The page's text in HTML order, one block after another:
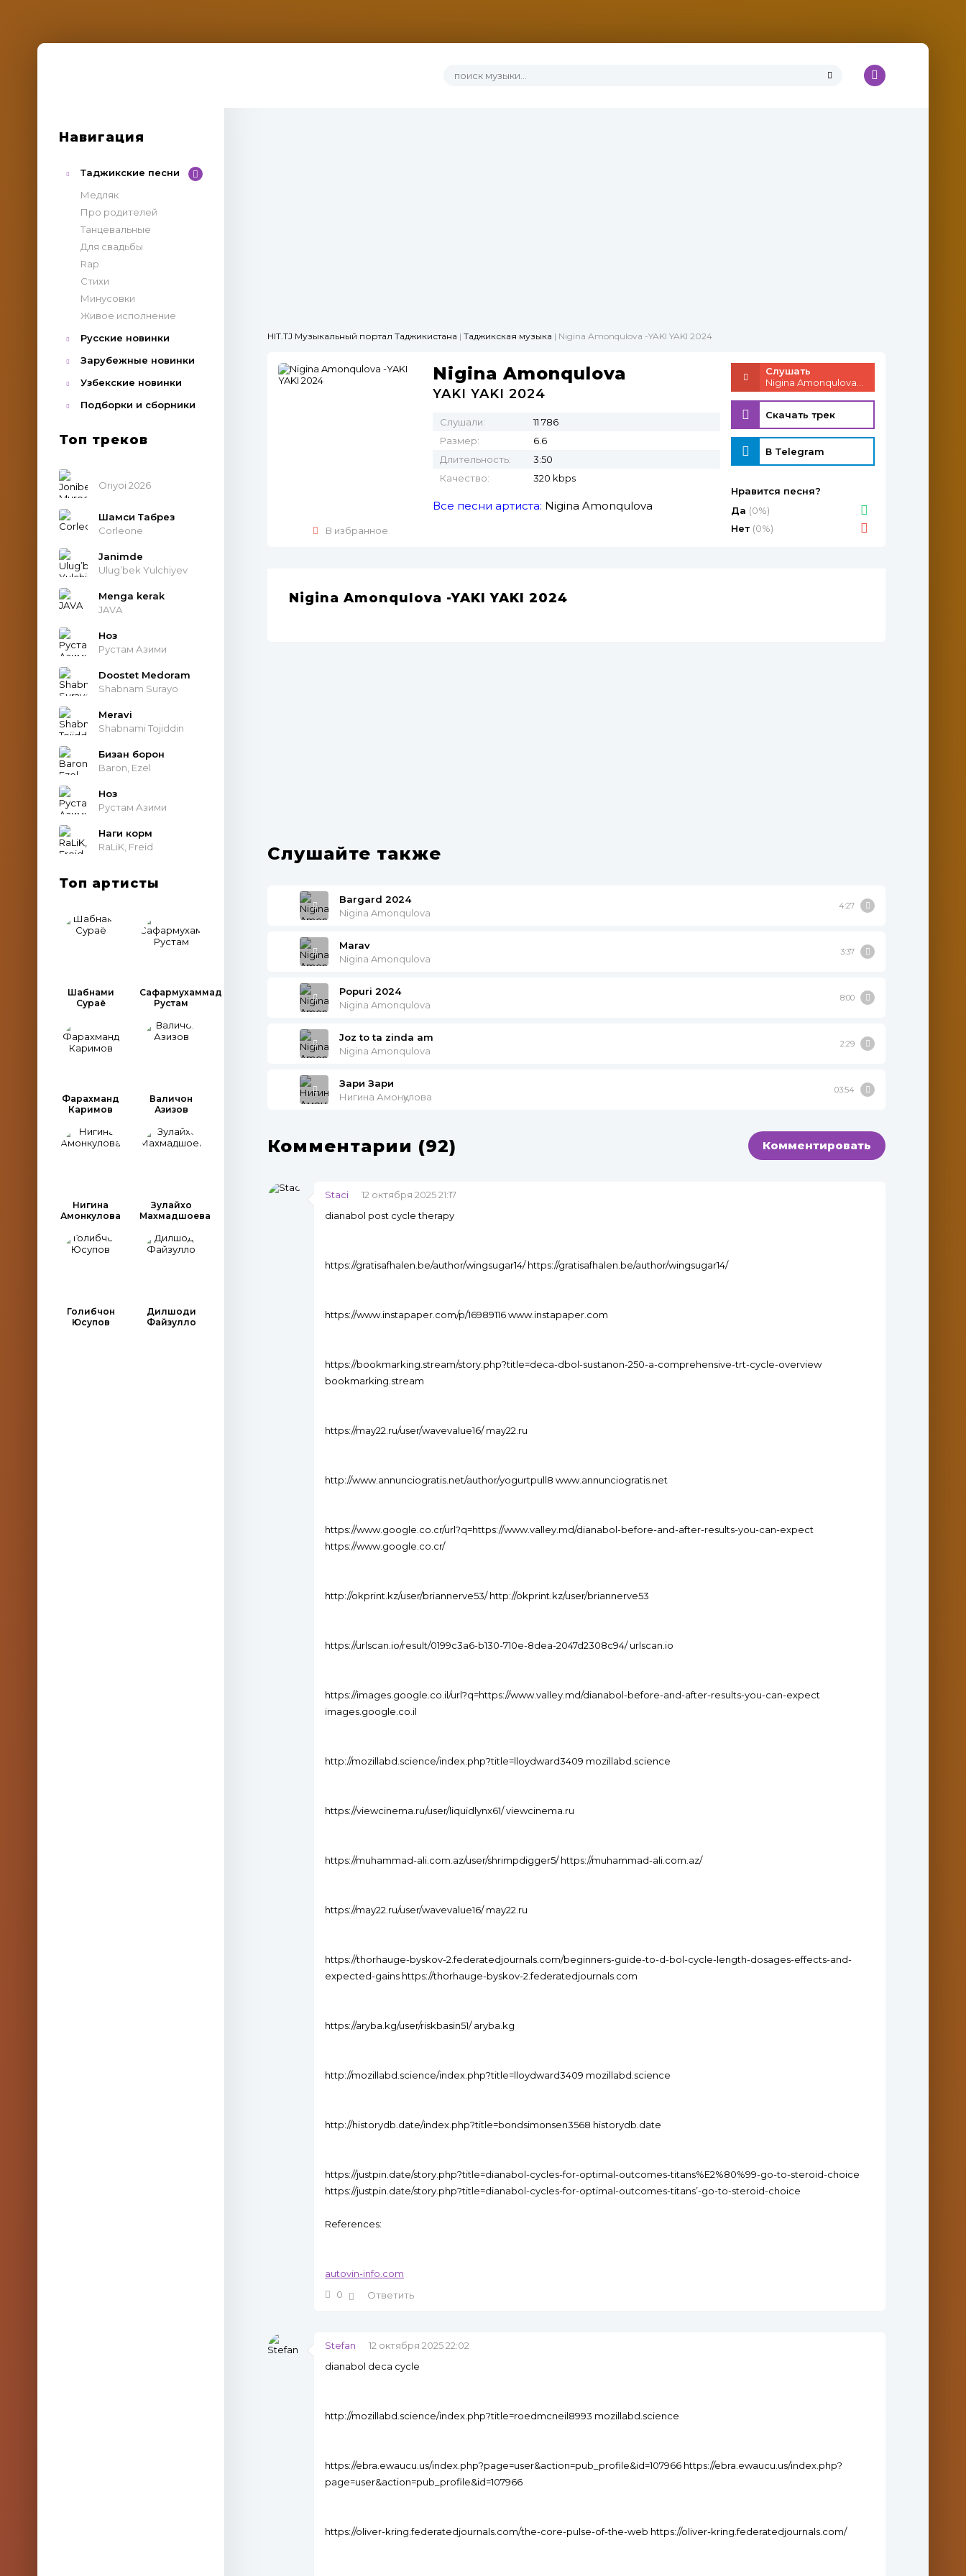
Навигация
Таджикские песни
Медляк
Про родителей
Танцевальные
Для свадьбы
Rap
Стихи
Минусовки
Живое исполнение
Русские новинки
Зарубежные новинки
Узбекские новинки
Подборки и сборники
Топ треков
Oriyoi 2026
Шамси Табрез
Corleone
Janimde
Ulug’bek Yulchiyev
Menga kerak
JAVA
Ноз
Рустам Азими
Doostet Medoram
Shabnam Surayo
Meravi
Shabnami Tojiddin
Бизан борон
Baron, Ezel
Ноз
Рустам Азими
Наги корм
RaLiK, Freid
Топ артисты
Шабнами
Сураё
Сафармухаммад
Рустам
Фарахманд
Каримов
Валичон
Азизов
Нигина
Амонкулова
Зулайхо
Махмадшоева
Голибчон
Юсупов
Дилшоди
Файзулло
HIT.TJ Музыкальный портал Таджикистана | Таджикская музыка | Nigina Amonqulova -YAKI YAKI 2024
В избранное
Nigina Amonqulova
YAKI YAKI 2024
Слушали:
11 786
Размер:
6.6
Длительность:
3:50
Качество:
320 kbps
Все песни артиста: Nigina Amonqulova
Слушать
Скачать трек
В Telegram
Нравится песня?
Да (0%)
Нет (0%)
Nigina Amonqulova -YAKI YAKI 2024
Слушайте также
Bargard 2024
Nigina Amonqulova
4:27
Marav
Nigina Amonqulova
3:37
Popuri 2024
Nigina Amonqulova
8:00
Joz to ta zinda am
Nigina Amonqulova
2:29
Зари Зари
Нигина Амонқулова
03:54
Комментарии (92) Комментировать
Staci
12 октября 2025 21:17
dianabol post cycle therapy
https://gratisafhalen.be/author/wingsugar14/ https://gratisafhalen.be/author/wingsugar14/
https://www.instapaper.com/p/16989116 www.instapaper.com
https://bookmarking.stream/story.php?title=deca-dbol-sustanon-250-a-comprehensive-trt-cycle-overview
bookmarking.stream
https://may22.ru/user/wavevalue16/ may22.ru
http://www.annunciogratis.net/author/yogurtpull8 www.annunciogratis.net
https://www.google.co.cr/url?q=https://www.valley.md/dianabol-before-and-after-results-you-can-expect
https://www.google.co.cr/
http://okprint.kz/user/briannerve53/ http://okprint.kz/user/briannerve53
https://urlscan.io/result/0199c3a6-b130-710e-8dea-2047d2308c94/ urlscan.io
https://images.google.co.il/url?q=https://www.valley.md/dianabol-before-and-after-results-you-can-expect
images.google.co.il
http://mozillabd.science/index.php?title=lloydward3409 mozillabd.science
https://viewcinema.ru/user/liquidlynx61/ viewcinema.ru
https://muhammad-ali.com.az/user/shrimpdigger5/ https://muhammad-ali.com.az/
https://may22.ru/user/wavevalue16/ may22.ru
https://thorhauge-byskov-2.federatedjournals.com/beginners-guide-to-d-bol-cycle-length-dosages-effects-and-
expected-gains https://thorhauge-byskov-2.federatedjournals.com
https://aryba.kg/user/riskbasin51/ aryba.kg
http://mozillabd.science/index.php?title=lloydward3409 mozillabd.science
http://historydb.date/index.php?title=bondsimonsen3568 historydb.date
https://justpin.date/story.php?title=dianabol-cycles-for-optimal-outcomes-titans%E2%80%99-go-to-steroid-choice
https://justpin.date/story.php?title=dianabol-cycles-for-optimal-outcomes-titans’-go-to-steroid-choice
References:
autovin-info.com
0
Ответить
Stefan
12 октября 2025 22:02
dianabol deca cycle
http://mozillabd.science/index.php?title=roedmcneil8993 mozillabd.science
https://ebra.ewaucu.us/index.php?page=user&action=pub_profile&id=107966 https://ebra.ewaucu.us/index.php?
page=user&action=pub_profile&id=107966
https://oliver-kring.federatedjournals.com/the-core-pulse-of-the-web https://oliver-kring.federatedjournals.com/